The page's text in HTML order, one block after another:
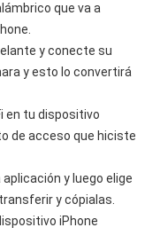
que va a
y conecte su
y esto lo convertirá
en tu dispositivo
de acceso que hiciste
y luego elige
y cópialas.
iPhone